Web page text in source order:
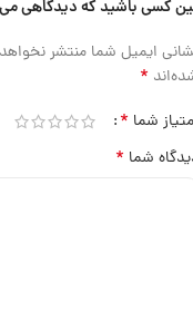
کسی باشید که دیدگاهی
ایمیل شما منتشر
*
شما *
شما *